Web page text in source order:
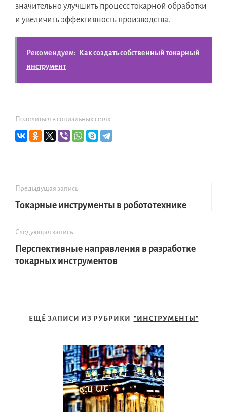
значительно улучшить процесс токарной обработки
и увеличить эффективность производства.
Рекомендуем:
Как создать собственный токарный
инструмент
Поделиться в социальных сетях
Предыдущая запись
Токарные инструменты в робототехнике
Следующая запись
Перспективные направления в разработке
токарных инструментов
ЕЩЁ ЗАПИСИ ИЗ РУБРИКИ "ИНСТРУМЕНТЫ"